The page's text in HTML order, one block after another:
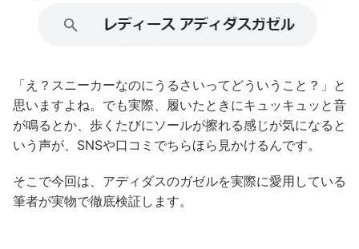
「え？スニーカーなのにうるさいってどういうこと？」と
思いますよね。でも実際、履いたときにキュッキュッと音
が鳴るとか、歩くたびにソールが擦れる感じが気になると
いう声が、SNSや口コミでちらほら見かけるんです。
そこで今回は、アディダスのガゼルを実際に愛用している
筆者が実物で徹底検証します。